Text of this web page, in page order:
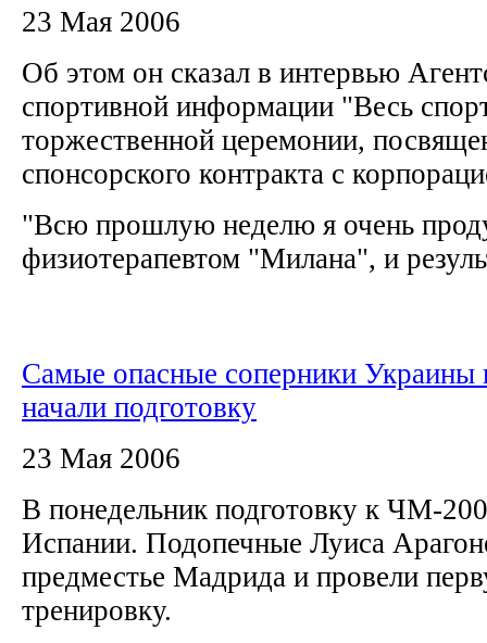
23 Мая 2006
Об этом он сказал в интервью
спортивной информации "Весь
торжественной церемонии,
спонсорского контракта с
"Всю прошлую неделю я очень
физиотерапевтом "Милана", и
Самые опасные соперники Украины
начали подготовку
23 Мая 2006
В понедельник подготовку к ЧМ-
Испании. Подопечные Луиса
предместье Мадрида и провели
тренировку.